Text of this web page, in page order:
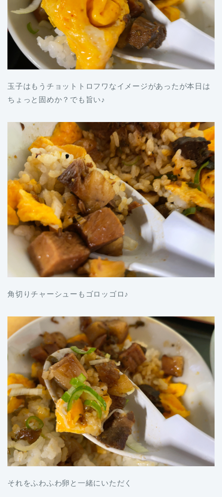
玉子はもうチョットトロフワなイメージがあったが本日は
ちょっと固めか？でも旨い♪
角切りチャーシューもゴロッゴロ♪
それをふわふわ卵と一緒にいただく